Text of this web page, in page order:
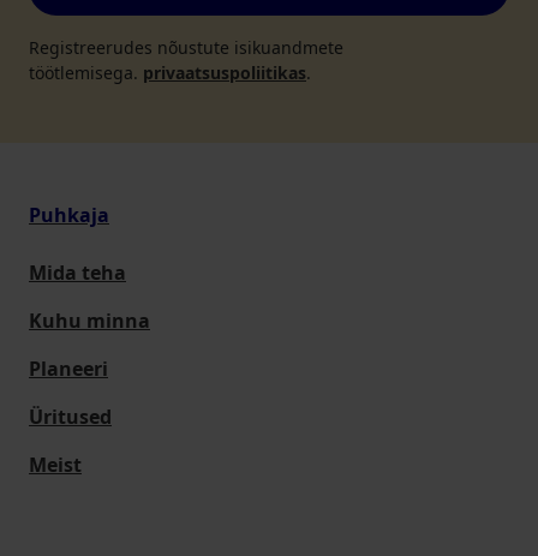
Registreerudes nõustute isikuandmete
töötlemisega. privaatsuspoliitikas.
Puhkaja
Mida teha
Kuhu minna
Planeeri
Üritused
Meist